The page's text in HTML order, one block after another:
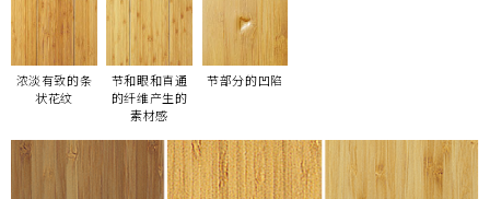
浓淡有致的条
状花纹
节和眼和直通
的纤维产生的
素材感
节部分的凹陷